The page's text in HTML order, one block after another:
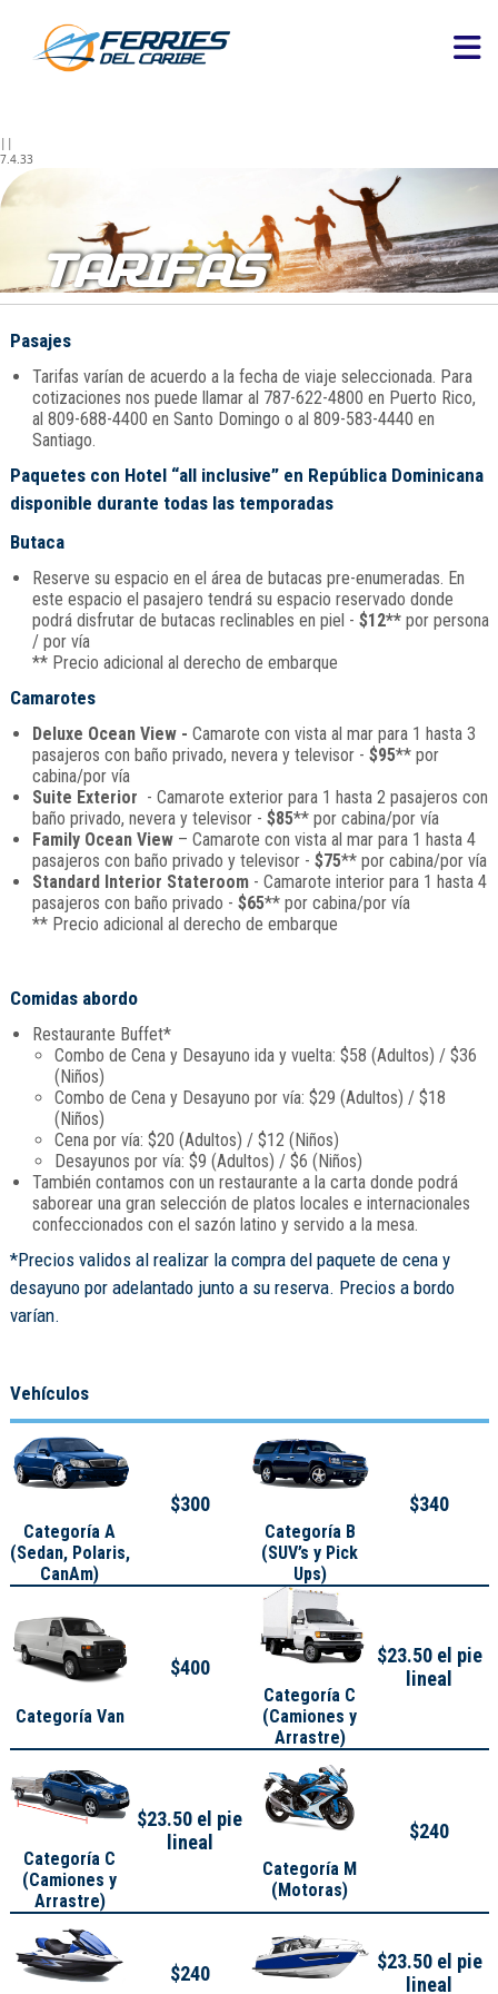
||
7.4.33
TARIFAS
Pasajes
Tarifas varían de acuerdo a la fecha de viaje seleccionada. Para
cotizaciones nos puede llamar al 787-622-4800 en Puerto Rico,
al 809-688-4400 en Santo Domingo o al 809-583-4440 en
Santiago.
Paquetes con Hotel “all inclusive” en República Dominicana
disponible durante todas las temporadas
Butaca
Reserve su espacio en el área de butacas pre-enumeradas. En
este espacio el pasajero tendrá su espacio reservado donde
podrá disfrutar de butacas reclinables en piel - $12**por persona
/ por vía
** Precio adicional al derecho de embarque
Camarotes
Deluxe Ocean View - Camarote con vista al mar para 1 hasta 3
pasajeros con baño privado, nevera y televisor - $95** por
cabina/por vía
Suite Exterior - Camarote exterior para 1 hasta 2 pasajeros con
baño privado, nevera y televisor - $85** por cabina/por vía
Family Ocean View– Camarote con vista al mar para 1 hasta 4
pasajeros con baño privado y televisor - $75** por cabina/por vía
Standard Interior Stateroom- Camarote interior para 1 hasta 4
pasajeros con baño privado - $65** por cabina/por vía
** Precio adicional al derecho de embarque
Comidas abordo
Restaurante Buffet*
Combo de Cena y Desayuno ida y vuelta: $58 (Adultos) / $36
(Niños)
Combo de Cena y Desayuno por vía: $29 (Adultos) / $18
(Niños)
Cena por vía: $20 (Adultos) / $12 (Niños)
Desayunos por vía: $9 (Adultos) / $6 (Niños)
También contamos con un restaurante a la carta donde podrá
saborear una gran selección de platos locales e internacionales
confeccionados con el sazón latino y servido a la mesa.
*Precios validos al realizar la compra del paquete de cena y
desayuno por adelantado junto a su reserva. Precios a bordo
varían.
Vehículos
Categoría A
(Sedan, Polaris,
CanAm)
$300
Categoría B
(SUV’s y Pick
Ups)
$340
Categoría Van
$400
Categoría C
(Camiones y
Arrastre)
$23.50 el pie
lineal
Categoría C
(Camiones y
Arrastre)
$23.50 el pie
lineal
Categoría M
(Motoras)
$240
$240
$23.50 el pie
lineal